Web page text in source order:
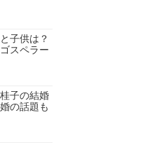
子供は？
スペラー
子の結婚
の話題も